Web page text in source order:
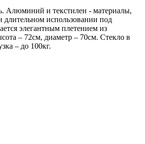
Алюминий и текстилен - материалы,
длительном использовании под
элегантным плетением из
– 72см, диаметр – 70см. Стекло в
– до 100кг.